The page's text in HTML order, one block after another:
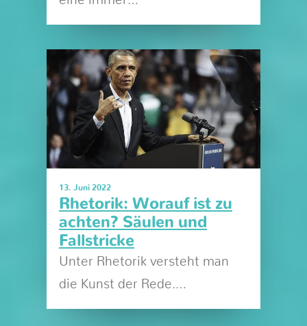
13. Juni 2022
Rhetorik: Worauf ist zu
achten? Säulen und
Fallstricke
Unter Rhetorik versteht man
die Kunst der Rede.…